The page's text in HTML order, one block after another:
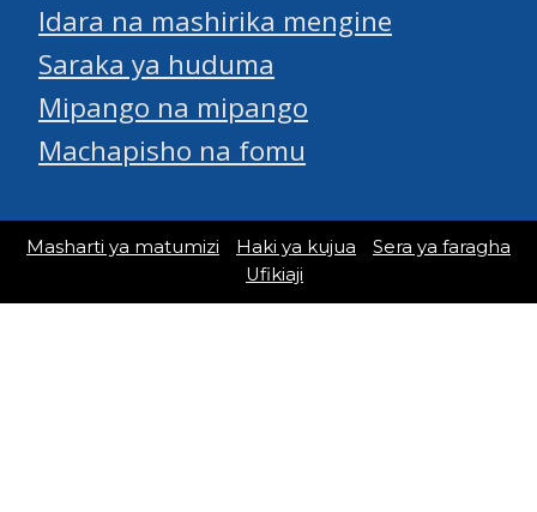
Idara na mashirika mengine
Saraka ya huduma
Mipango na mipango
Machapisho na fomu
Masharti ya matumizi Haki ya kujua
Sera ya faragha
Ufikiaji